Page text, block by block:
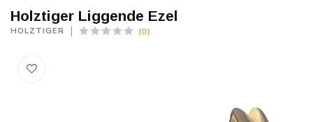
Holztiger Liggende Ezel
HOLZTIGER (0)